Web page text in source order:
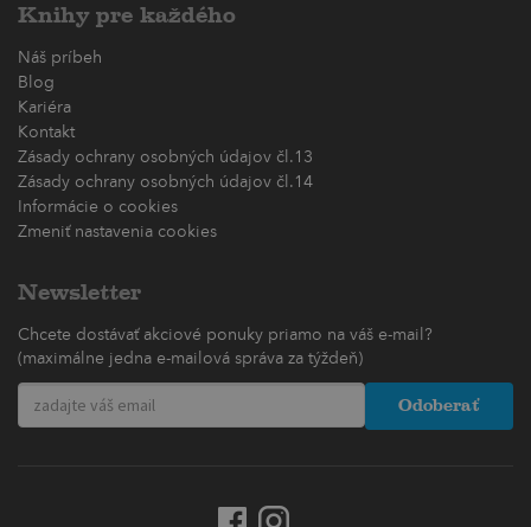
Knihy pre každého
Náš príbeh
Blog
Kariéra
Kontakt
Zásady ochrany osobných údajov čl.13
Zásady ochrany osobných údajov čl.14
Informácie o cookies
Zmeniť nastavenia cookies
Newsletter
Chcete dostávať akciové ponuky priamo na váš e-mail?
(maximálne jedna e-mailová správa za týždeň)
Odoberať